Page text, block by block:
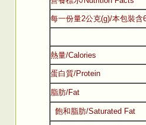
每一份量2公克(g)/本包裝含
熱量/Calories
蛋白質/Protein
脂肪/Fat
飽和脂肪/Saturated Fat